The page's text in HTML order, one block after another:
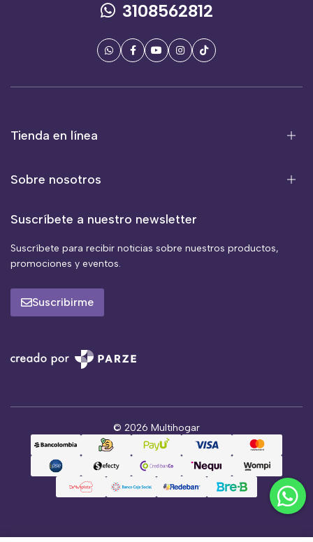
3108562812
Tienda en línea
Sobre nosotros
Suscríbete a nuestro newsletter
Suscríbete para recibir noticias sobre nuestros productos,
promociones y eventos.
Suscribirme
© 2026 Multihogar